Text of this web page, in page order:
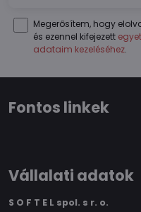
Megerősítem, hogy
és ezennel kifejezett
adataim kezeléséhez.
Fontos linkek
Vállalati adatok
S O F T E L spol. s r. o.